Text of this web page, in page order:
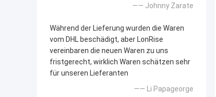
—— Johnny Zarate
Während der Lieferung wurden die Waren
vom DHL beschädigt, aber LonRise
vereinbaren die neuen Waren zu uns
fristgerecht, wirklich Waren schätzen sehr
für unseren Lieferanten
—— Li Papageorge